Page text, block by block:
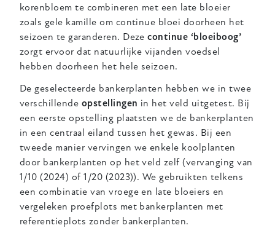
korenbloem te combineren met een late bloeier
zoals gele kamille om continue bloei doorheen het
seizoen te garanderen. Dezecontinue ‘bloeiboog’
zorgt ervoor dat natuurlijke vijanden voedsel
hebben doorheen het hele seizoen.
De geselecteerde bankerplanten hebben we in twee
verschillende opstellingen in het veld uitgetest. Bij
een eerste opstelling plaatsten we de bankerplanten
in een centraal eiland tussen het gewas. Bij een
tweede manier vervingen we enkele koolplanten
door bankerplanten op het veld zelf (vervanging van
1/10 (2024) of 1/20 (2023)). We gebruikten telkens
een combinatie van vroege en late bloeiers en
vergeleken proefplots met bankerplanten met
referentieplots zonder bankerplanten.